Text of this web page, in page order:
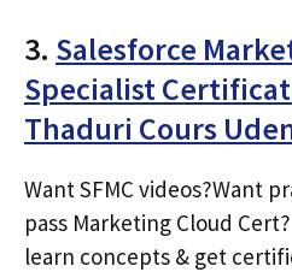
3. Salesforce
Specialist
Thaduri Cours
Want SFMC videos?Want
pass Marketing Cloud
learn concepts & get